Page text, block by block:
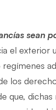
sean
el exterior
los
que,